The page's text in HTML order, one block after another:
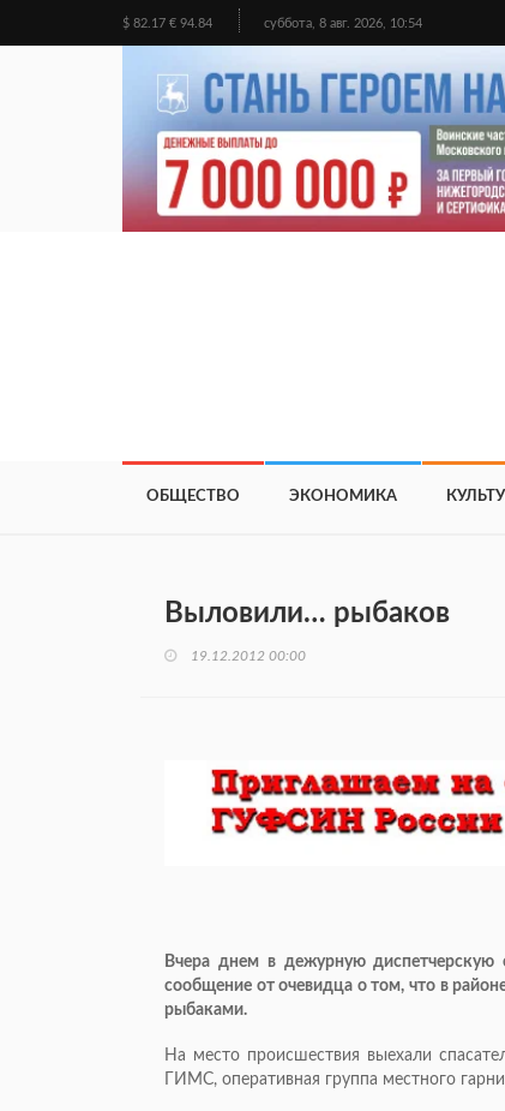
$ 82.17 € 94.84 суббота, 8 авг. 2026, 10:54
ОБЩЕСТВО ЭКОНОМИКА
Выловили… рыбаков
19.12.2012 00:00
Вчера днем в дежурную диспетчерскую
сообщение от очевидца о том, что в
рыбаками.
На место происшествия выехали
ГИМС, оперативная группа местного